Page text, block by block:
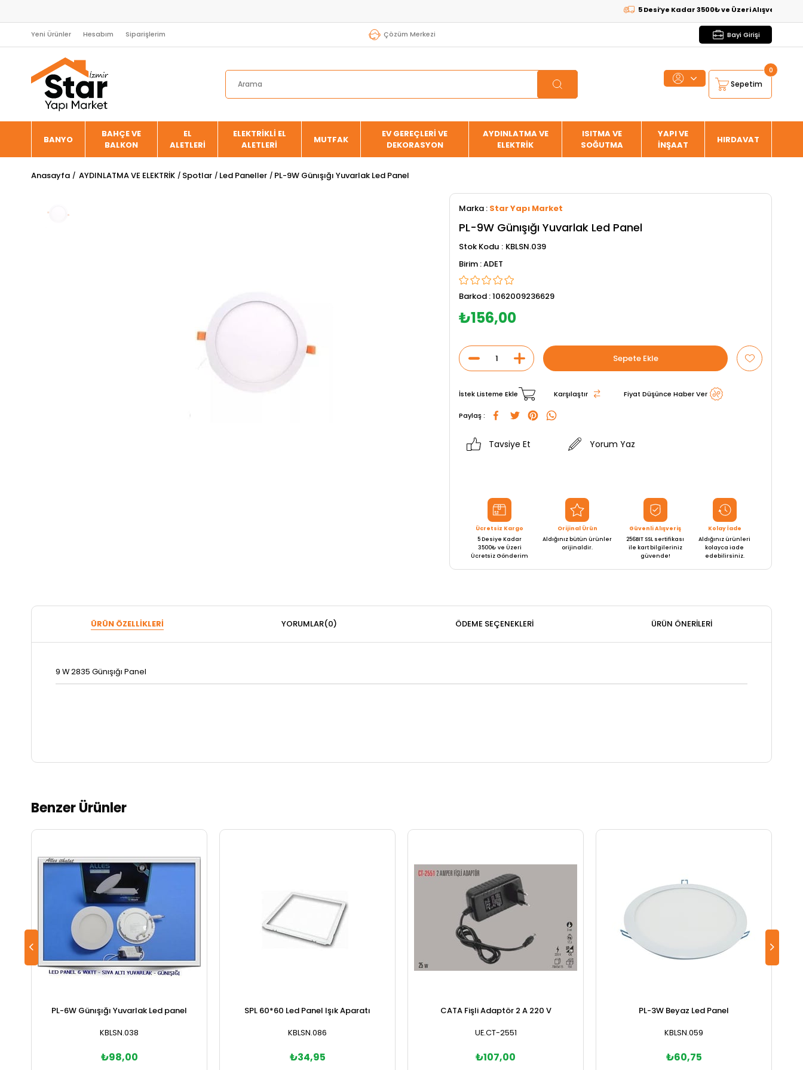
5 Desi’ye Kadar 3500₺ ve Üzeri Alışverişlerde
Yeni Ürünler Hesabım Siparişlerim Çözüm Merkezi Bayi Girişi
Sepetim
0
BANYO
BAHÇE VE
BALKON
EL
ALETLERİ
ELEKTRİKLİ EL
ALETLERİ
MUTFAK
EV GEREÇLERİ VE
DEKORASYON
AYDINLATMA VE
ELEKTRİK
ISITMA VE
SOĞUTMA
YAPI VE
İNŞAAT
HIRDAVAT
Anasayfa AYDINLATMA VE ELEKTRİK Spotlar Led Paneller PL-9W Günışığı Yuvarlak Led Panel
Marka : Star Yapı Market
PL-9W Günışığı Yuvarlak Led Panel
Stok Kodu
KBLSN.039
ADET
Barkod :1062009236629
₺156,00
İstek Listeme Ekle Karşılaştır Fiyat Düşünce Haber Ver
Paylaş :
Tavsiye Et Yorum Yaz
Ücretsiz Kargo
5 Desiye Kadar
3500₺ ve Üzeri
Ücretsiz Gönderim
Orijinal Ürün
Aldığınız bütün ürünler
orijinaldir.
Güvenli Alışveriş
256BIT SSL sertifikası
ile kart bilgileriniz
güvende!
Kolay İade
Aldığınız ürünleri
kolayca iade
edebilirsiniz.
ÜRÜN ÖZELLIKLERI YORUMLAR(0) ÖDEME SEÇENEKLERI ÜRÜN ÖNERILERI
9 W 2835 Günışığı Panel
Benzer Ürünler
PL-6W Günışığı Yuvarlak Led panel
KBLSN.038
₺98,00
SPL 60*60 Led Panel Işık Aparatı
KBLSN.086
₺34,95
CATA Fişli Adaptör 2 A 220 V
UE.CT-2551
₺107,00
PL-3W Beyaz Led Panel
KBLSN.059
₺60,75